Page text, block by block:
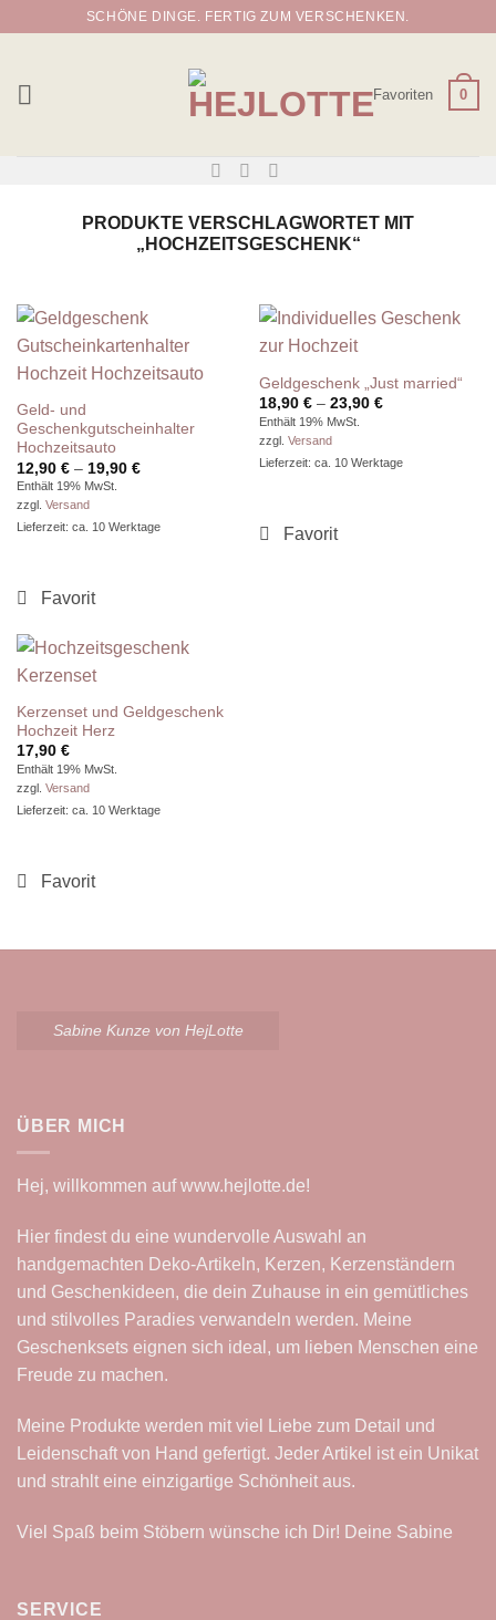
SCHÖNE DINGE. FERTIG ZUM VERSCHENKEN.
Favoriten 0
PRODUKTE VERSCHLAGWORTET MIT
„HOCHZEITSGESCHENK“
Geld- und
Geschenkgutscheinhalter
Hochzeitsauto
12,90 € – 19,90 €Preisspanne:
Enthält 19% MwSt.
zzgl. Versand
Lieferzeit: ca. 10 Werktage
Geldgeschenk „Just married“
18,90 € – 23,90 €Preisspanne:
Enthält 19% MwSt.
zzgl. Versand
Lieferzeit: ca. 10 Werktage
Kerzenset und Geldgeschenk
Hochzeit Herz
17,90 €
Enthält 19% MwSt.
zzgl. Versand
Lieferzeit: ca. 10 Werktage
Sabine Kunze von HejLotte
ÜBER MICH
Hej, willkommen aufwww.hejlotte.de!
Hier findest du eine wundervolle Auswahl an
handgemachten Deko-Artikeln, Kerzen, Kerzenständern
und Geschenkideen, die dein Zuhause in ein gemütliches
und stilvolles Paradies verwandeln werden. Meine
Geschenksets eignen sich ideal, um lieben Menschen eine
Freude zu machen.
Meine Produkte werden mit viel Liebe zum Detail und
Leidenschaft von Hand gefertigt. Jeder Artikel ist ein Unikat
und strahlt eine einzigartige Schönheit aus.
Viel Spaß beim Stöbern wünsche ich Dir! Deine Sabine
SERVICE